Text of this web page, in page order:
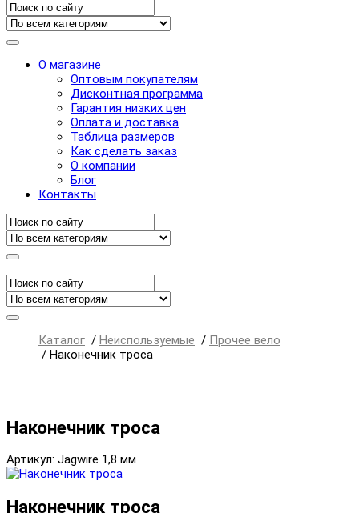
О магазине
Оптовым покупателям
Дисконтная программа
Гарантия низких цен
Оплата и доставка
Таблица размеров
Как сделать заказ
О компании
Блог
Контакты
Каталог / Неиспользуемые / Прочее вело
/ Наконечник троса
Наконечник троса
Артикул: Jagwire 1,8 мм
Наконечник троса